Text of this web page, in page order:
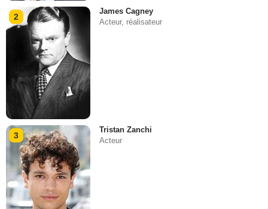
2
James Cagney
Acteur, réalisateur
3
Tristan Zanchi
Acteur